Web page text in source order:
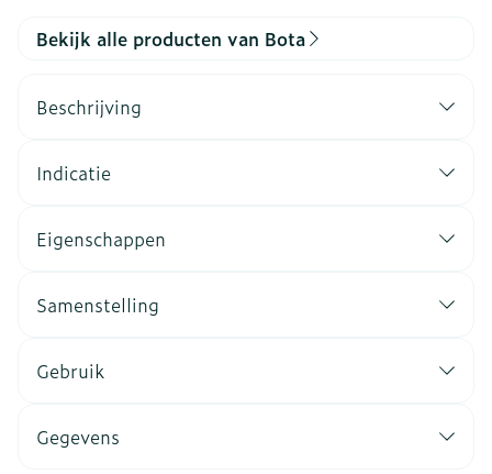
Bekijk alle producten van Bota
Beschrijving
Indicatie
Eigenschappen
Samenstelling
Gebruik
Gegevens